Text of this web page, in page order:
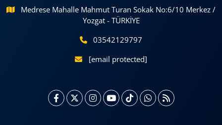
Medrese Mahalle Mahmut Turan Sokak No:6/10 Merkez /
Yozgat - TÜRKİYE
03542129797
[email protected]